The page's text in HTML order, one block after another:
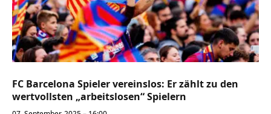
FC Barcelona Spieler vereinslos: Er zählt zu den
wertvollsten „arbeitslosen“ Spielern